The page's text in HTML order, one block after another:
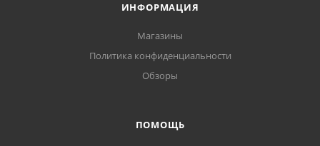
ИНФОРМАЦИЯ
Магазины
Политика конфиденциальности
Обзоры
ПОМОЩЬ